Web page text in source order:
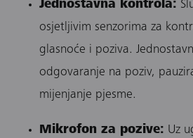
Jednostavna kontrola:
osjetljivim senzorima za
glasnoće i poziva.
odgovaranje na poziv,
mijenjanje pjesme.
Mikrofon za pozive: Uz